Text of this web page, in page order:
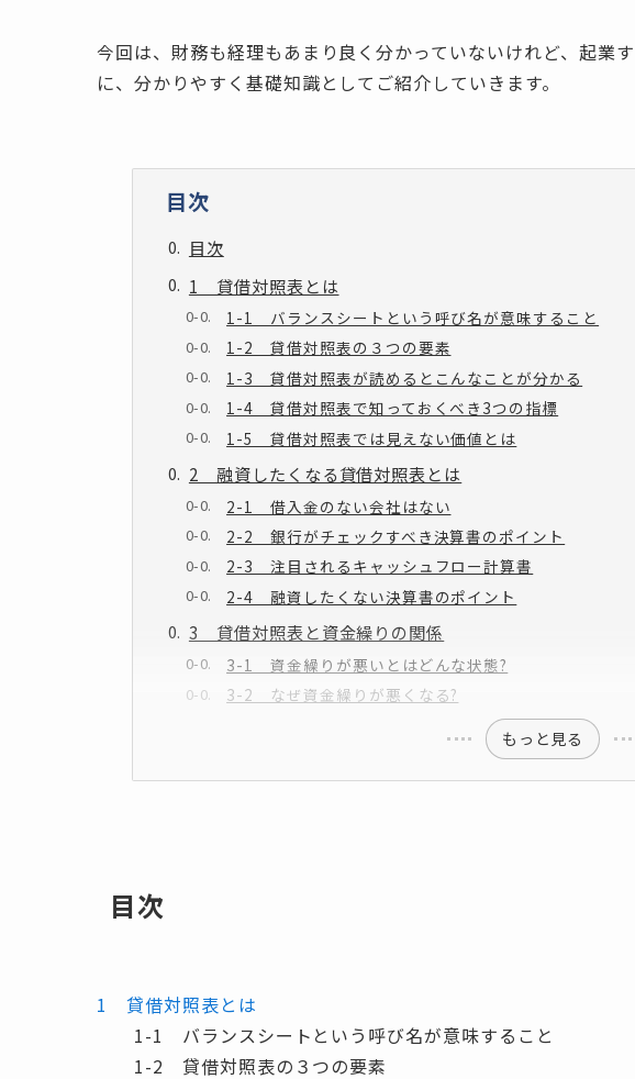
今回は、財務も経理もあまり良く分かっていないけれど、起業
に、分かりやすく基礎知識としてご紹介していきます。
目次
目次
1 貸借対照表とは
1-1 バランスシートという呼び名が意味すること
1-2 貸借対照表の３つの要素
1-3 貸借対照表が読めるとこんなことが分かる
1-4 貸借対照表で知っておくべき3つの指標
1-5 貸借対照表では見えない価値とは
2 融資したくなる貸借対照表とは
2-1 借入金のない会社はない
2-2 銀行がチェックすべき決算書のポイント
2-3 注目されるキャッシュフロー計算書
2-4 融資したくない決算書のポイント
3 貸借対照表と資金繰りの関係
3-1 資金繰りが悪いとはどんな状態?
3-2 なぜ資金繰りが悪くなる?
もっと見る
目次
1 貸借対照表とは
1-1 バランスシートという呼び名が意味すること
1-2 貸借対照表の３つの要素